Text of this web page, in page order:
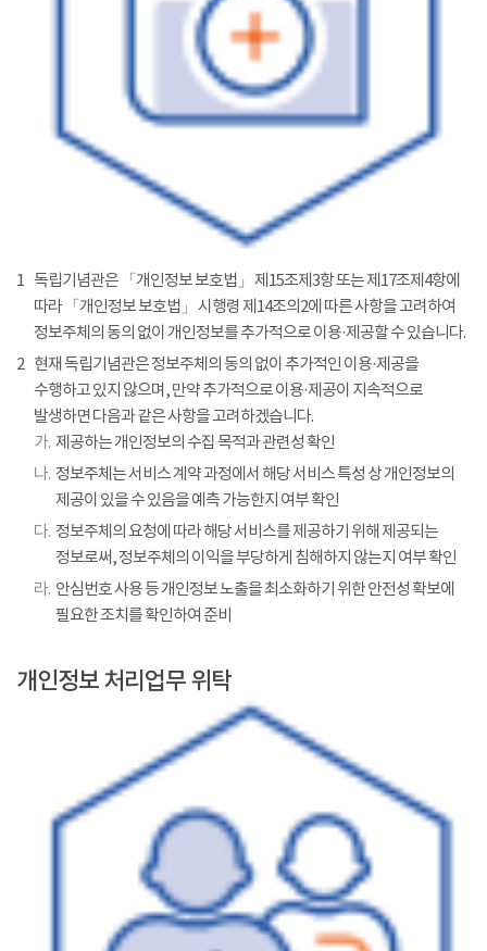
1 독립기념관은 「개인정보 보호법」 제15조제3항 또는 제17조제4항에
따라 「개인정보 보호법」 시행령 제14조의2에 따른 사항을 고려하여
정보주체의 동의 없이 개인정보를 추가적으로 이용·제공할 수 있습니다.
2 현재 독립기념관은 정보주체의 동의 없이 추가적인 이용·제공을
수행하고 있지 않으며, 만약 추가적으로 이용·제공이 지속적으로
발생하면 다음과 같은 사항을 고려하겠습니다.
가. 제공하는 개인정보의 수집 목적과 관련성 확인
나. 정보주체는 서비스 계약 과정에서 해당 서비스 특성 상 개인정보의
제공이 있을 수 있음을 예측 가능한지 여부 확인
다. 정보주체의 요청에 따라 해당 서비스를 제공하기 위해 제공되는
정보로써, 정보주체의 이익을 부당하게 침해하지 않는지 여부 확인
라. 안심번호 사용 등 개인정보 노출을 최소화하기 위한 안전성 확보에
필요한 조치를 확인하여 준비
개인정보 처리업무 위탁